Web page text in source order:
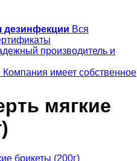
Вся
производитель и
Компания имеет собственное
мягкие